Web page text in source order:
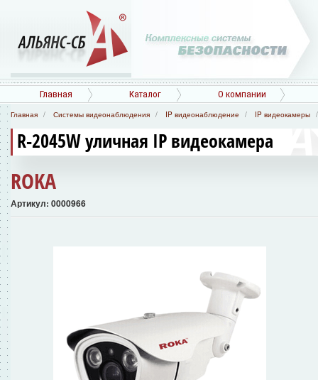
Главная Каталог О компании
Главная Системы видеонаблюдения IP видеонаблюдение IP видеокамеры
R-2045W уличная IP видеокамера
ROKA
Артикул: 0000966